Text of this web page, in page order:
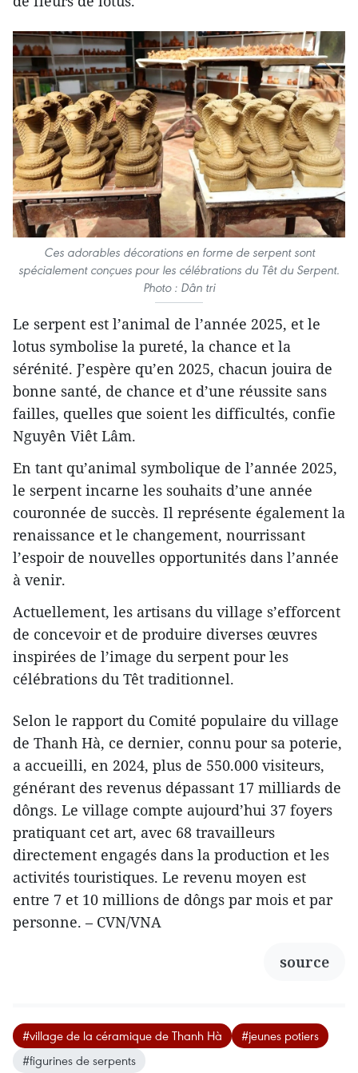
Ces adorables décorations en forme de serpent sont
spécialement conçues pour les célébrations du Têt du Serpent.
Photo : Dân tri
Le serpent est l’animal de l’année 2025, et le
lotus symbolise la pureté, la chance et la
sérénité. J’espère qu’en 2025, chacun jouira de
bonne santé, de chance et d’une réussite sans
failles, quelles que soient les difficultés, confie
Nguyên Viêt Lâm.
En tant qu’animal symbolique de l’année 2025,
le serpent incarne les souhaits d’une année
couronnée de succès. Il représente également la
renaissance et le changement, nourrissant
l’espoir de nouvelles opportunités dans l’année
à venir.
Actuellement, les artisans du village s’efforcent
de concevoir et de produire diverses œuvres
inspirées de l’image du serpent pour les
célébrations du Têt traditionnel.
Selon le rapport du Comité populaire du village
de Thanh Hà, ce dernier, connu pour sa poterie,
a accueilli, en 2024, plus de 550.000 visiteurs,
générant des revenus dépassant 17 milliards de
dôngs. Le village compte aujourd’hui 37 foyers
pratiquant cet art, avec 68 travailleurs
directement engagés dans la production et les
activités touristiques. Le revenu moyen est
entre 7 et 10 millions de dôngs par mois et par
personne. – CVN/VNA
source
#village de la céramique de Thanh Hà
#jeunes potiers
#figurines de serpents